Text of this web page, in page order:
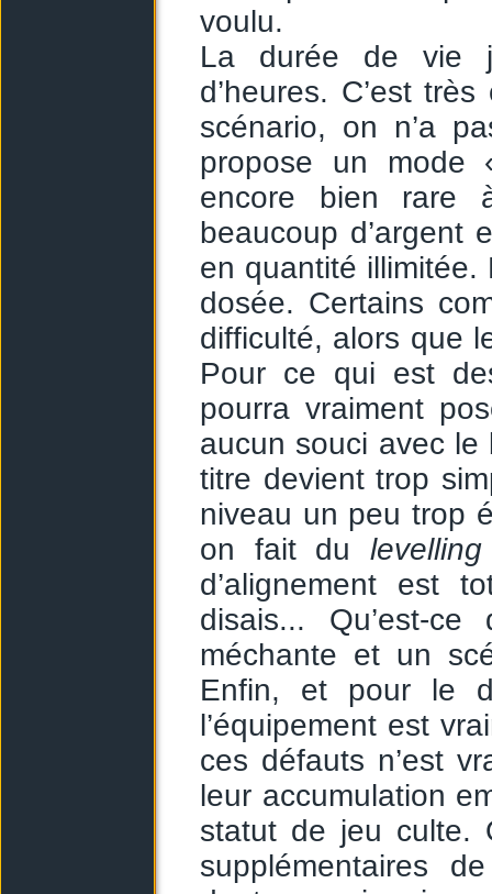
voulu.
La durée de vie
d’heures. C’est
scénario, on n’a
propose un mode
encore bien rare
beaucoup d’argent
en quantité
dosée. Certains
difficulté, alors que
Pour ce qui est
pourra vraiment
aucun souci avec le
titre devient trop
niveau un peu trop
on fait du levelling
d’alignement est
disais... Qu’est-
méchante et un
Enfin, et pour le
l’équipement est
ces défauts n’est
leur accumulation
statut de jeu culte.
supplémentaires